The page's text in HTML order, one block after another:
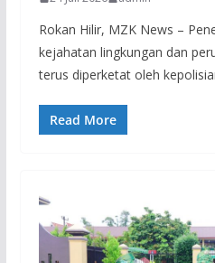
Rokan Hilir, MZK News –
kejahatan lingkungan dan
terus diperketat oleh
Read More